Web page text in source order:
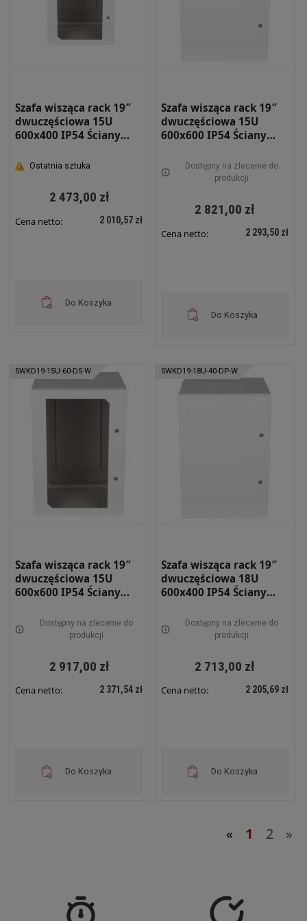
Szafa wisząca rack 19″
dwuczęściowa 15U
600x400 IP54 Ściany
szybą Wewnętrzna RAL
40-DS-W
Ostatnia sztuka
2 473,00 zł
Cena netto: 2 010,57 zł
Do Koszyka
Szafa wisząca rack 19″
dwuczęściowa 15U
600x600 IP54 Ściany
pełne Wewnętrzna RAL
7035 szara SWKD19-15U-
Dostępny na zlecenie do
produkcji
2 821,00 zł
Cena netto: 2 293,50 zł
Do Koszyka
SWKD19-15U-60-DS-W
Szafa wisząca rack 19″
dwuczęściowa 15U
600x600 IP54 Ściany
szybą Wewnętrzna RAL
7035 szara SWKD19-15U-
Dostępny na zlecenie do
produkcji
2 917,00 zł
Cena netto: 2 371,54 zł
Do Koszyka
SWKD19-18U-40-DP-W
Szafa wisząca rack 19″
dwuczęściowa 18U
600x400 IP54 Ściany
pełne Wewnętrzna RAL
7035 szara SWKD19-18U-
Dostępny na zlecenie do
produkcji
2 713,00 zł
Cena netto: 2 205,69 zł
Do Koszyka
« 1 2 »